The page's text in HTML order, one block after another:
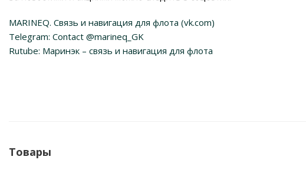
MARINEQ. Связь и навигация для флота (vk.com)
Telegram: Contact @marineq_GK
Rutube: Маринэк – связь и навигация для флота
Товары